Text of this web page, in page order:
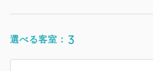
選べる客室： 3